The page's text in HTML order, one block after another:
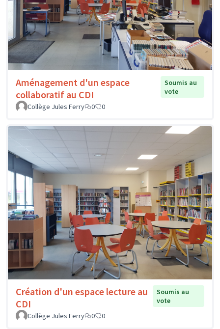
Aménagement d'un espace
collaboratif au CDI
Soumis au
vote
Collège Jules Ferry
0 0
Création d'un espace lecture au
CDI
Soumis au
vote
Collège Jules Ferry
0 0